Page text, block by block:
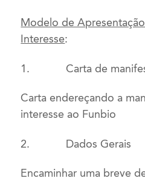
Modelo de
Interesse:
1. Carta de
Carta endereçando a
interesse ao Funbio
2. Dados Gerais
Encaminhar uma breve